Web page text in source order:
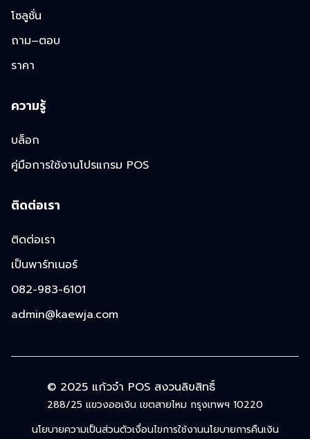
โซลูชั่น
ถาม–ตอบ
ราคา
ความรู้
บล็อก
คู่มือการใช้งานโปรแกรม POS
ติดต่อเรา
ติดต่อเรา
เป็นพาร์ทเนอร์
082-983-6101
admin@kaewja.com
© 2025 แก้วจ๋า POS สงวนลิขสิทธิ์
288/25 แขวงออเงิน เขตสายไหม กรุงเทพฯ 10220
นโยบายความเป็นส่วนตัวเงื่อนไขการใช้งานนโยบายการคืนเงิน